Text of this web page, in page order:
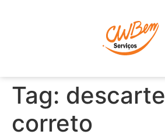
Tag: descarte
correto